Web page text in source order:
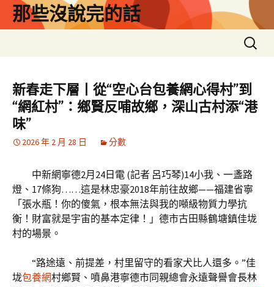
那些沒說完的話
搜
尋
鍵
字:
新春走下層丨從“空心台包養網心得村”到
“網紅村”：鄉賢反哺故鄉，深山古村添“港
味”
2026 年 2 月 28 日 分數
中新網寧德2月24日電 (記者 呂巧琴)14小我、一盞路
燈、17條狗……這是林忠豪2018年前往故鄉——福建省寧
「張水瓶！你的傻氣，根本無法與我的噸級物質力學抗
衡！財富就是宇宙的基本定律！」德市古田縣鶴塘鎮佳垅
村的場景。
“路途遠、前提差，村里留守的看家犬比人還多。”佳
垅包養網村鄉賢、噴鼻港寧德市同親總會永遠聲譽會長林